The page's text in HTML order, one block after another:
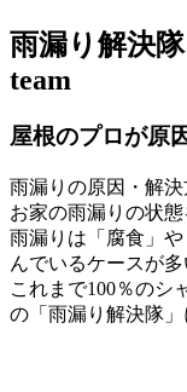
雨漏り解決
team
屋根のプロが原
雨漏りの原因・解
お家の雨漏りの状態
雨漏りは「腐食」
んでいるケースが
これまで100％のシ
の「雨漏り解決隊」